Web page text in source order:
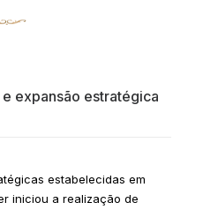
expansão estratégica
estabelecidas em
iniciou a realização de